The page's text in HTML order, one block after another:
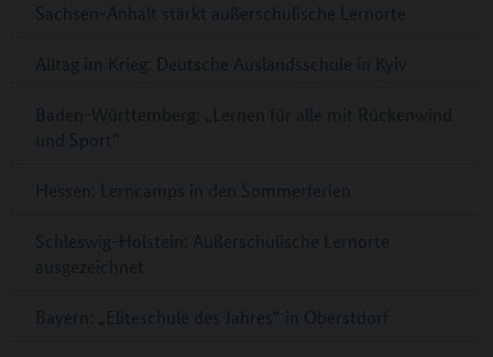
Sachsen-Anhalt stärkt außerschulische Lernorte
Alltag im Krieg: Deutsche Auslandsschule in Kyiv
Baden-Württemberg: „Lernen für alle mit Rückenwind
und Sport“
Hessen: Lerncamps in den Sommerferien
Schleswig-Holstein: Außerschulische Lernorte
ausgezeichnet
Bayern: „Eliteschule des Jahres“ in Oberstdorf